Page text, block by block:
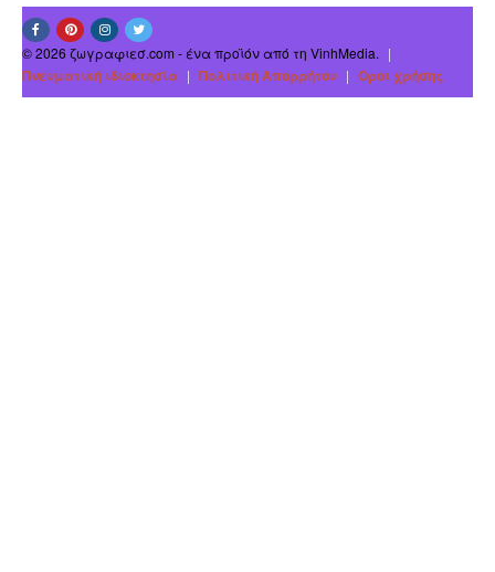
© 2026 ζωγραφιεσ.com - ένα προϊόν από τη VinhMedia. |
Πνευματική ιδιοκτησία | Πολιτική Απορρήτου | Οροι χρήσης